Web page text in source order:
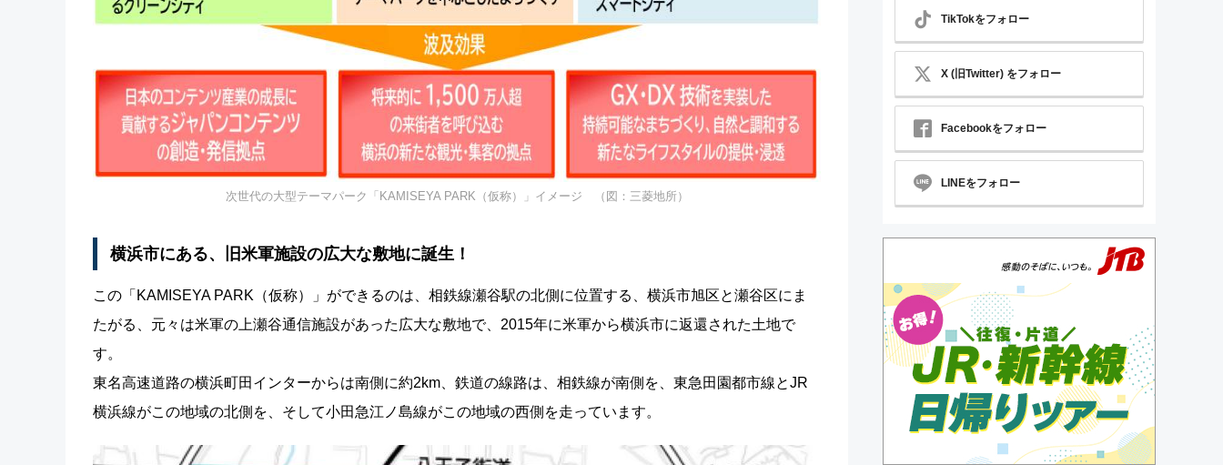
次世代の大型テーマパーク「KAMISEYA PARK（仮称）」イメージ （図：三菱地所）
横浜市にある、旧米軍施設の広大な敷地に誕生！
この「KAMISEYA PARK（仮称）」ができるのは、相鉄線瀬谷駅の北側に位置する、横浜市旭区と瀬谷区にま
たがる、元々は米軍の上瀬谷通信施設があった広大な敷地で、2015年に米軍から横浜市に返還された土地で
す。
東名高速道路の横浜町田インターからは南側に約2km、鉄道の線路は、相鉄線が南側を、東急田園都市線とJR
横浜線がこの地域の北側を、そして小田急江ノ島線がこの地域の西側を走っています。
TikTokをフォロー
X (旧Twitter) をフォロー
Facebookをフォロー
LINEをフォロー